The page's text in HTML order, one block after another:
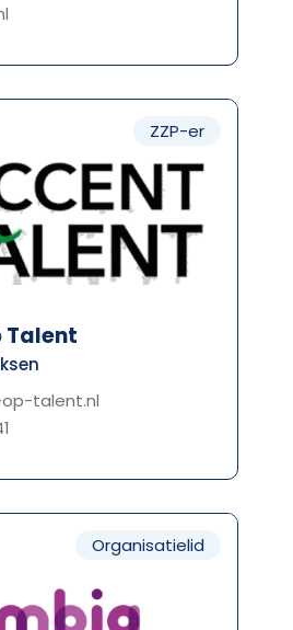
ZZP-er
Talent
talent.nl
Organisatielid